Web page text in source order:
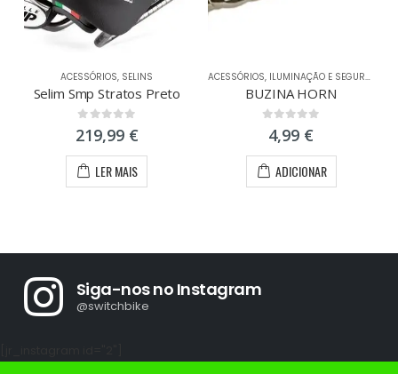
ACESSÓRIOS, SELINS
Selim Smp Stratos Preto
0 out of 5
219,99 €
LER MAIS
ACESSÓRIOS, ILUMINAÇÃO E SEGURANÇA
BUZINA HORN
out of 5
4,99 €
ADICIONAR
Siga-nos no Instagram
@switchbike